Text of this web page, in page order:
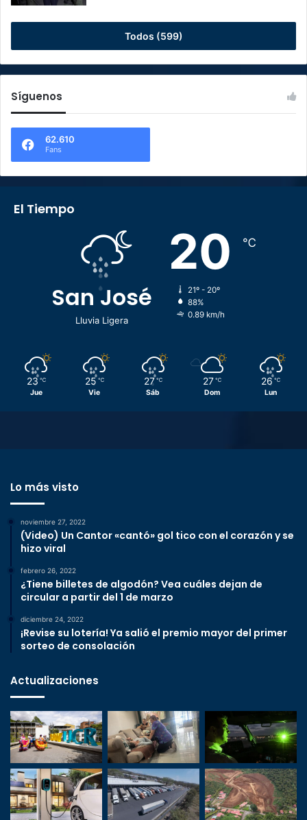
Todos (599)
Síguenos
62.610
Fans
El Tiempo
San José
Lluvia Ligera
20 ℃
21º - 20º
88%
0.89 km/h
23 ℃
Jue
25 ℃
Vie
27 ℃
Sáb
27 ℃
Dom
26 ℃
Lun
Lo más visto
noviembre 27, 2022
(Video) Un Cantor «cantó» gol tico con el corazón y se
hizo viral
febrero 26, 2022
¿Tiene billetes de algodón? Vea cuáles dejan de
circular a partir del 1 de marzo
diciembre 24, 2022
¡Revise su lotería! Ya salió el premio mayor del primer
sorteo de consolación
Actualizaciones